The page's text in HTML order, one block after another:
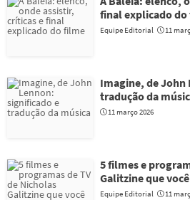
final explicado
Equipe Editorial 11
Imagine, de John
tradução da
11 março 2026
5 filmes e
Galitzine que
Equipe Editorial 11